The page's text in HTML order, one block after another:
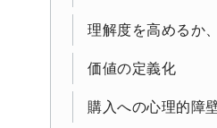
理解度を高めるか
価値の定義化
購入への心理的障